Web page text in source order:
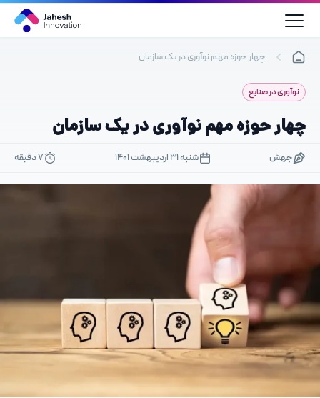
پرش
محتوا
چهار حوزه مهم نوآوری در یک سازمان
نوآوری در صنایع
چهار حوزه مهم نوآوری در یک سازمان
جهش شنبه ۳۱ اردیبهشت ۱۴۰۱ 7 دقیقه